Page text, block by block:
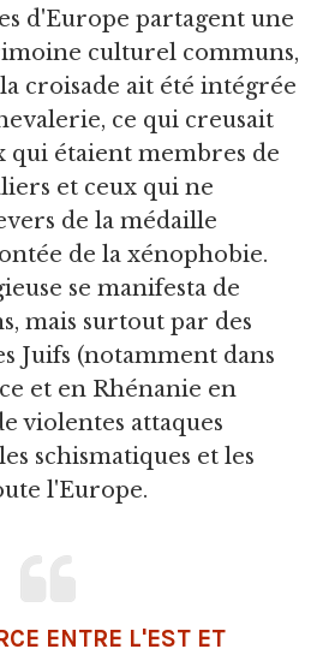
d'Europe partagent une
culturel communs,
croisade ait été intégrée
ce qui creusait
qui étaient membres de
et ceux qui ne
de la médaille
de la xénophobie.
se manifesta de
mais surtout par des
Juifs (notamment dans
et en Rhénanie en
violentes attaques
schismatiques et les
l'Europe.
ENTRE L'EST ET